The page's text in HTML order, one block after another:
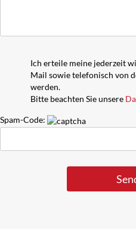
Ich erteile meine jederzeit
Mail sowie telefonisch von
werden.
Bitte beachten Sie unsere
Spam-Code: